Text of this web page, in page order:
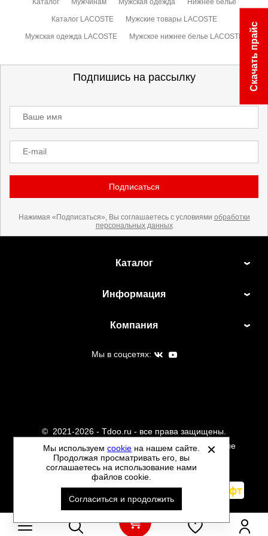
Каталог Мужчинам Мужская одежда Нижнее белье
Каталог LACOSTE Мужские товары LACOSTE
Мужская одежда LACOSTE Мужское нижнее белье LACOSTE
Подпишись на рассылку
Ваше имя
E-mail
Подписаться
Нажимая «Подписаться», Вы соглашаетесь с условиями обработки
персональных данных
Каталог
Информация
Компания
Мы в соцсетях:
© 2021-2026 - Tdoo.ru - все права защищены.
Данный сайт не является интернет магазином и не
является публичной офертой.
Политика обработки персональных данных
Автоматизировано -
Скачать прайс
Мы используемcookie на нашем сайте.
Продолжая просматривать его, вы
соглашаетесь на использование нами
файлов cookie.
Согласиться и продолжить